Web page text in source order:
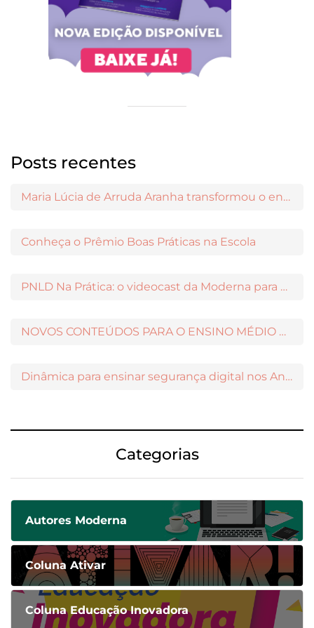
Posts recentes
Maria Lúcia de Arruda Aranha transformou o ensino de Filosofia no Brasil
Conheça o Prêmio Boas Práticas na Escola
PNLD Na Prática: o videocast da Moderna para apoiar a escolha das obras aprovadas
NOVOS CONTEÚDOS PARA O ENSINO MÉDIO DISPONÍVEIS NO MODERNAMIGOS
Dinâmica para ensinar segurança digital nos Anos Iniciais
Categorias
Autores Moderna
Coluna Ativar
Coluna Educação Inovadora